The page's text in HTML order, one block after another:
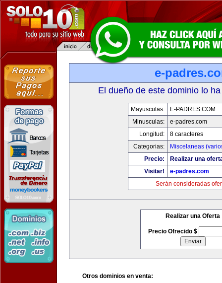
e-
El dueño de este dominio lo
Mayusculas:
E-PADRES.COM
Minusculas:
e-padres.com
Longitud:
8 caracteres
Categorias:
Miscelaneas
Precio:
Realizar una
Visitar!
e-padres.com
Serán consideradas
Realizar una Oferta
Precio Ofrecido $
Otros dominios en venta: